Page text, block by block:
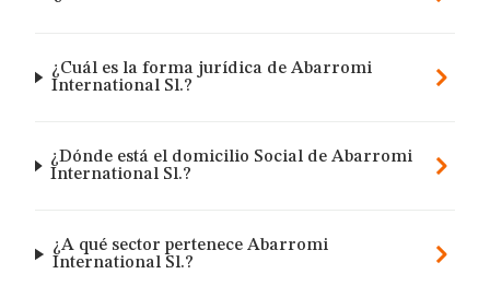
¿Cuál es la forma jurídica de Abarromi
International Sl.?
¿Dónde está el domicilio Social de Abarromi
International Sl.?
¿A qué sector pertenece Abarromi
International Sl.?